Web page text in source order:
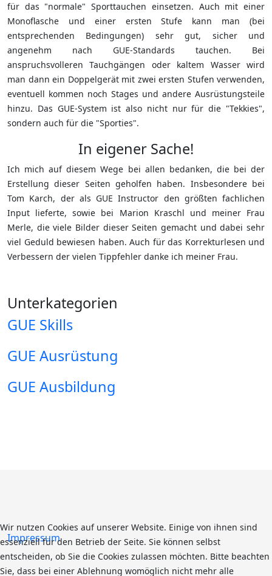
für das "normale" Sporttauchen einsetzen. Auch mit einer
Monoflasche und einer ersten Stufe kann man (bei
entsprechenden Bedingungen) sehr gut, sicher und
angenehm nach GUE-Standards tauchen. Bei
anspruchsvolleren Tauchgängen oder kaltem Wasser wird
man dann ein Doppelgerät mit zwei ersten Stufen verwenden,
eventuell kommen noch Stages und andere Ausrüstungsteile
hinzu. Das GUE-System ist also nicht nur für die "Tekkies",
sondern auch für die "Sporties".
In eigener Sache!
Ich mich auf diesem Wege bei allen bedanken, die bei der
Erstellung dieser Seiten geholfen haben. Insbesondere bei
Tom Karch, der als GUE Instructor den größten fachlichen
Input lieferte, sowie bei Marion Kraschl und meiner Frau
Merle, die viele Bilder dieser Seiten gemacht und dabei sehr
viel Geduld bewiesen haben. Auch für das Korrekturlesen und
Verbessern der vielen Tippfehler danke ich meiner Frau.
Unterkategorien
GUE Skills
GUE Ausrüstung
GUE Ausbildung
Impressum
Wir nutzen Cookies auf unserer Website. Einige von ihnen sind
essenziell für den Betrieb der Seite. Sie können selbst
entscheiden, ob Sie die Cookies zulassen möchten. Bitte beachten
Sie, dass bei einer Ablehnung womöglich nicht mehr alle